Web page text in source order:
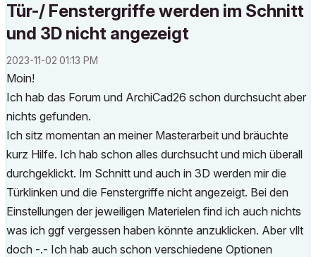
Tür-/ Fenstergriffe werden im Schnitt
und 3D nicht angezeigt
‎2023-11-02 01:13 PM
Moin!
Ich hab das Forum und ArchiCad26 schon durchsucht aber
nichts gefunden.
Ich sitz momentan an meiner Masterarbeit und bräuchte
kurz Hilfe. Ich hab schon alles durchsucht und mich überall
durchgeklickt. Im Schnitt und auch in 3D werden mir die
Türklinken und die Fenstergriffe nicht angezeigt. Bei den
Einstellungen der jeweiligen Materielen find ich auch nichts
was ich ggf vergessen haben könnte anzuklicken. Aber vllt
doch -.- Ich hab auch schon verschiedene Optionen